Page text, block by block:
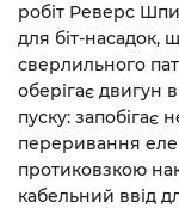
робіт Реверс
для біт-насадок,
сверлильного
оберігає двигун
пуску: запобігає
переривання
протиковзкою
кабельний ввід